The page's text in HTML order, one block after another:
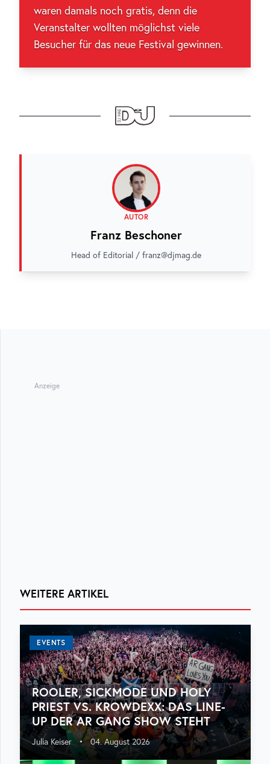
waren damals noch gratis, denn die
Veranstalter wollten möglichst viele
Besucher für das neue Festival gewinnen.
AUTOR
Franz Beschoner
Head of Editorial / franz@djmag.de
Anzeige
WEITERE ARTIKEL
EVENTS
ROOLER, SICKMODE UND HOLY
PRIEST VS. KROWDEXX: DAS LINE-
UP DER AR GANG SHOW STEHT
Julia Keiser • 04. August 2026